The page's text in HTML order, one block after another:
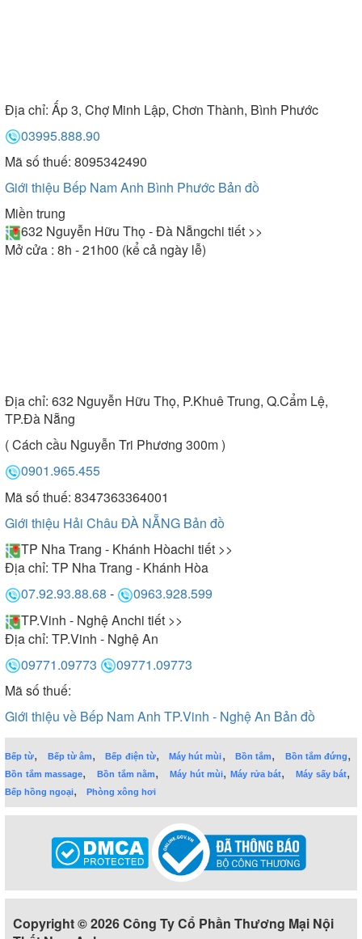
Địa chỉ: Ấp 3, Chợ Minh Lập, Chơn Thành, Bình Phước
03995.888.90
Mã số thuế: 8095342490
Giới thiệu Bếp Nam Anh Bình Phước Bản đồ
Miền trung
632 Nguyễn Hữu Thọ - Đà Nẵngchi tiết >>
Mở cửa : 8h - 21h00 (kể cả ngày lễ)
Địa chỉ: 632 Nguyễn Hữu Thọ, P.Khuê Trung, Q.Cẩm Lệ,
TP.Đà Nẵng
( Cách cầu Nguyễn Tri Phương 300m )
0901.965.455
Mã số thuế: 8347363364001
Giới thiệu Hải Châu ĐÀ NẴNG Bản đồ
TP Nha Trang - Khánh Hòachi tiết >>
Địa chỉ: TP Nha Trang - Khánh Hòa
07.92.93.88.68 -
0963.928.599
TP.Vinh - Nghệ Anchi tiết >>
Địa chỉ: TP.Vinh - Nghệ An
09771.09773
09771.09773
Mã số thuế:
Giới thiệu về Bếp Nam Anh TP.Vinh - Nghệ An Bản đồ
Bếp từ, Bếp từ âm,Bếp điện từ,Máy hút mùi, Bồn tắm, Bồn tắm đứng,
Bồn tắm massage,Bồn tắm nằm,Máy hút mùi,Máy rửa bát,Máy sấy bát,
Bếp hồng ngoại, Phòng xông hơi
Copyright © 2026 Công Ty Cổ Phần Thương Mại Nội